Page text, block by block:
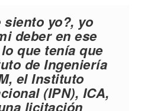
siento yo?, yo
deber en ese
que tenía que
de Ingeniería
el Instituto
(IPN), ICA,
licitación